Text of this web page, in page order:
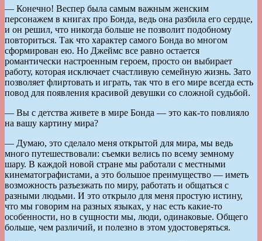
— Конечно! Веспер была самым важным женским
персонажем в книгах про Бонда, ведь она разбила его сердце,
и он решил, что никогда больше не позволит подобному
повториться. Так что характер самого Бонда во многом
сформирован ею. Но Джеймс все равно остается
романтически настроенным героем, просто он выбирает
работу, которая исключает счастливую семейную жизнь. Зато
позволяет флиртовать и играть, так что в его мире всегда есть
повод для появления красивой девушки со сложной судьбой.
— Вы с детства живете в мире Бонда — это как-то повлияло
на вашу картину мира?
— Думаю, это сделало меня открытой для мира, мы ведь
много путешествовали: съемки велись по всему земному
шару. В каждой новой стране мы работали с местными
кинематографистами, а это большое преимущество — иметь
возможность разъезжать по миру, работать и общаться с
разными людьми. И это открыло для меня простую истину,
что мы говорим на разных языках, у нас есть какие-то
особенности, но в сущности мы, люди, одинаковые. Общего
больше, чем различий, и полезно в этом удостоверяться.